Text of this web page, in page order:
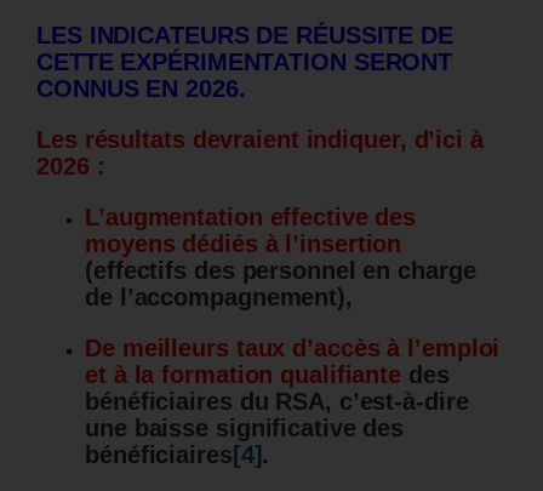
LES INDICATEURS DE RÉUSSITE DE
CETTE EXPÉRIMENTATION SERONT
CONNUS EN 2026.
Les résultats devraient indiquer, d’ici à
2026 :
L’augmentation effective des
moyens dédiés à l’insertion
(effectifs des personnel en charge
de l’accompagnement),
De meilleurs taux d’accès à l’emploi
et à la formation qualifiante des
bénéficiaires du RSA, c’est-à-dire
une baisse significative des
bénéficiaires [4].